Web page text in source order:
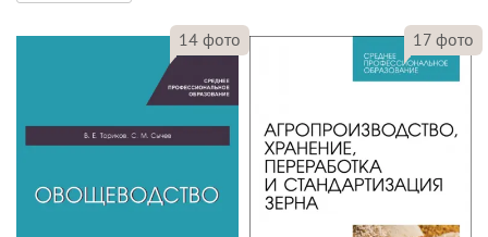
14 фото 17 фото